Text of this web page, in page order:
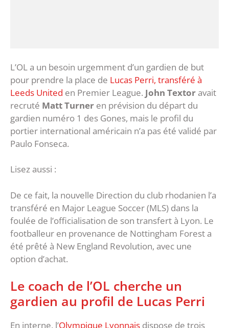
L’OL a un besoin urgemment d’un gardien de but
pour prendre la place de Lucas Perri, transféré à
Leeds United en Premier League. John Textoravait
recruté Matt Turner en prévision du départ du
gardien numéro 1 des Gones, mais le profil du
portier international américain n’a pas été validé par
Paulo Fonseca.
Lisez aussi :
De ce fait, la nouvelle Direction du club rhodanien l’a
transféré en Major League Soccer (MLS) dans la
foulée de l’officialisation de son transfert à Lyon. Le
footballeur en provenance de Nottingham Forest a
été prêté à New England Revolution, avec une
option d’achat.
Le coach de l’OL cherche un
gardien au profil de Lucas Perri
En interne, l’Olympique Lyonnais dispose de trois